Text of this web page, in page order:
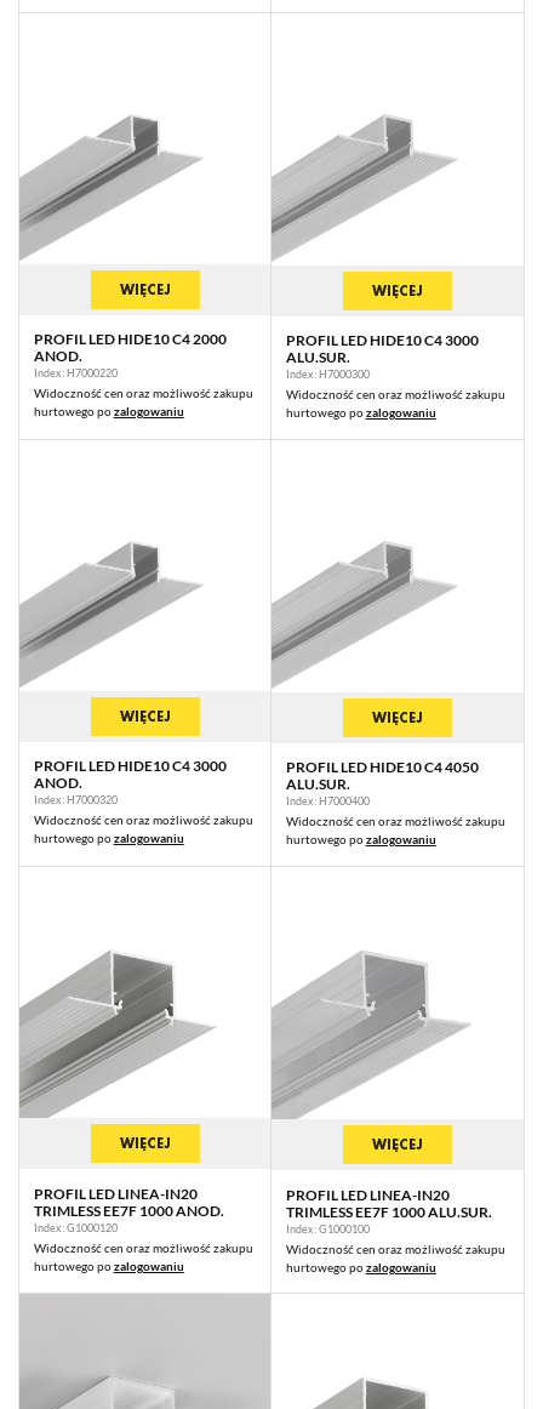
WIĘCEJ
PROFIL LED HIDE10 C4 2000
ANOD.
Index: H7000220
Widoczność cen oraz możliwość zakupu
hurtowego pozalogowaniu
WIĘCEJ
PROFIL LED HIDE10 C4 3000
ALU.SUR.
Index: H7000300
Widoczność cen oraz możliwość zakupu
hurtowego pozalogowaniu
WIĘCEJ
PROFIL LED HIDE10 C4 3000
ANOD.
Index: H7000320
Widoczność cen oraz możliwość zakupu
hurtowego pozalogowaniu
WIĘCEJ
PROFIL LED HIDE10 C4 4050
ALU.SUR.
Index: H7000400
Widoczność cen oraz możliwość zakupu
hurtowego pozalogowaniu
WIĘCEJ
PROFIL LED LINEA-IN20
TRIMLESS EE7F 1000 ANOD.
Index: G1000120
Widoczność cen oraz możliwość zakupu
hurtowego pozalogowaniu
WIĘCEJ
PROFIL LED LINEA-IN20
TRIMLESS EE7F 1000 ALU.SUR.
Index: G1000100
Widoczność cen oraz możliwość zakupu
hurtowego pozalogowaniu